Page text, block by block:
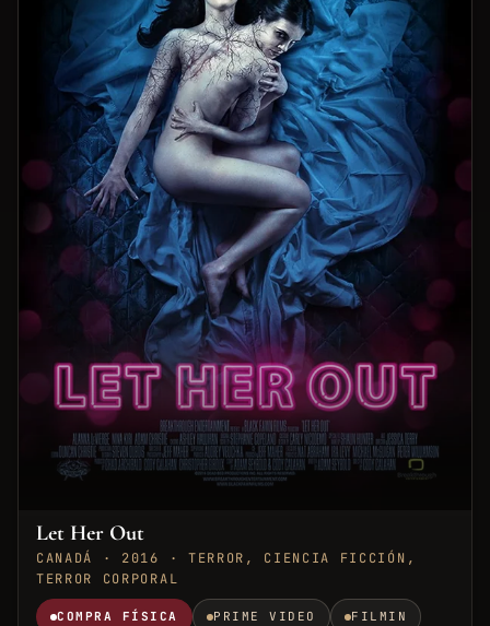
Let Her Out
CANADÁ · 2016 · TERROR, CIENCIA FICCIÓN,
TERROR CORPORAL
COMPRA FÍSICA PRIME VIDEO FILMIN